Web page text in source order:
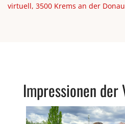
virtuell, 3500 Krems an der Donau
Impressionen